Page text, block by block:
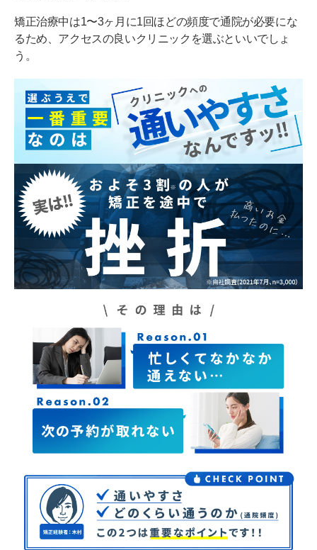
矯正治療中は1〜3ヶ月に1回ほどの頻度で通院が必要にな
るため、アクセスの良いクリニックを選ぶといいでしょ
う。